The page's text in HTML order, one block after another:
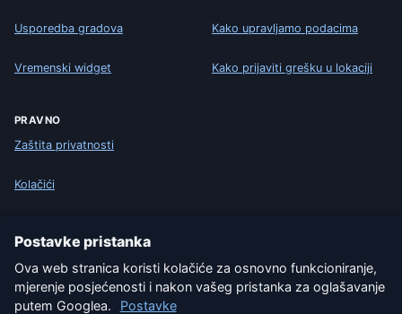
Usporedba gradova
Vremenski widget
Kako upravljamo podacima
Kako prijaviti grešku u lokaciji
PRAVNO
Zaštita privatnosti
Kolačići
Isključenje odgovornosti
Pomažemo životinjama
Postavke pristanka
Ova web stranica koristi kolačiće za osnovno funkcioniranje,
mjerenje posjećenosti i nakon vašeg pristanka za oglašavanje
putem Googlea.
Postavke